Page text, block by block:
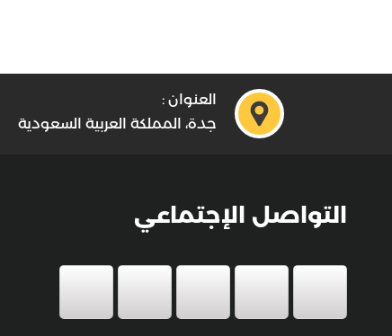
العنوان :
جدة، المملكة العربية السعودية
التواصل الإجتماعي